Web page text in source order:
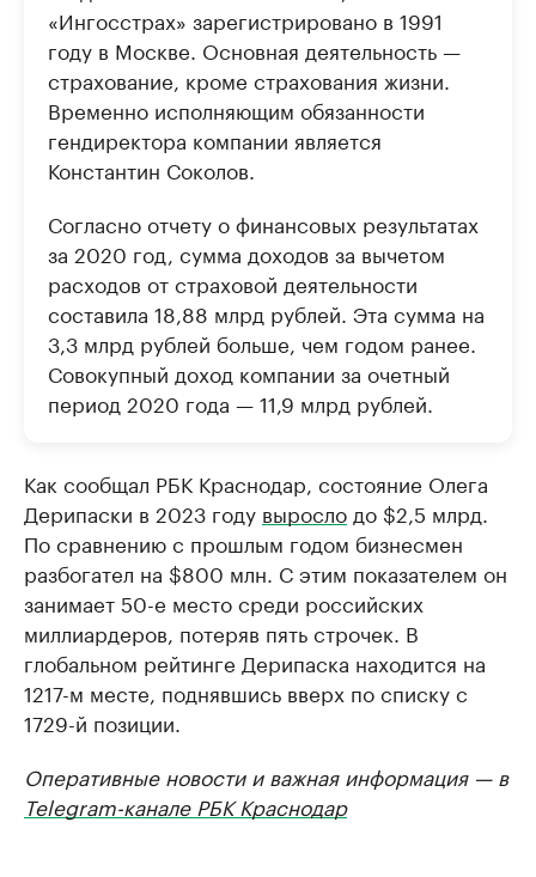
«Ингосстрах» зарегистрировано в 1991
году в Москве. Основная деятельность —
страхование, кроме страхования жизни.
Временно исполняющим обязанности
гендиректора компании является
Константин Соколов.
Согласно отчету о финансовых результатах
за 2020 год, сумма доходов за вычетом
расходов от страховой деятельности
составила 18,88 млрд рублей. Эта сумма на
3,3 млрд рублей больше, чем годом ранее.
Совокупный доход компании за очетный
период 2020 года — 11,9 млрд рублей.
Как сообщал РБК Краснодар, состояние Олега
Дерипаски в 2023 году выросло до $2,5 млрд.
По сравнению с прошлым годом бизнесмен
разбогател на $800 млн. С этим показателем он
занимает 50-е место среди российских
миллиардеров, потеряв пять строчек. В
глобальном рейтинге Дерипаска находится на
1217-м месте, поднявшись вверх по списку с
1729-й позиции.
Оперативные новости и важная информация — в
Telegram-канале РБК Краснодар